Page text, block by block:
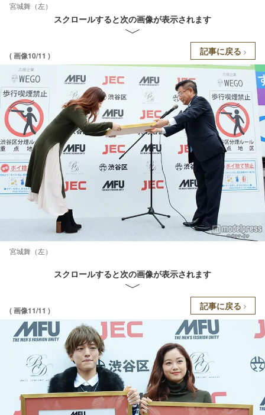
宮城舞（左）
スクロールすると次の画像が表示されます
( 画像10/11 ) 記事に戻る
宮城舞（左）
スクロールすると次の画像が表示されます
( 画像11/11 ) 記事に戻る